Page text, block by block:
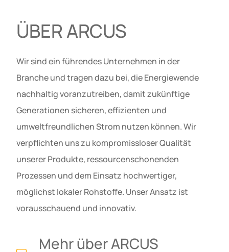
ÜBER ARCUS
Wir sind ein führendes Unternehmen in der
Branche und tragen dazu bei, die Energiewende
nachhaltig voranzutreiben, damit zukünftige
Generationen sicheren, effizienten und
umweltfreundlichen Strom nutzen können. Wir
verpflichten uns zu kompromissloser Qualität
unserer Produkte, ressourcenschonenden
Prozessen und dem Einsatz hochwertiger,
möglichst lokaler Rohstoffe. Unser Ansatz ist
vorausschauend und innovativ.
Mehr über ARCUS